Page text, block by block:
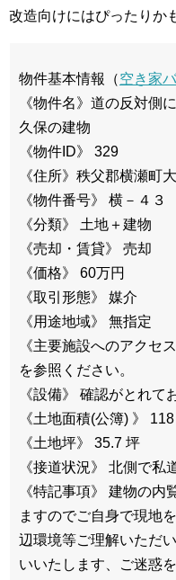
改造向けにはぴったりか
物件基本情報（空き家
《物件名》道の反対側
久保の建物
《物件ID》 329
《住所》秩父郡横瀬町
《物件番号》 横－４３
《分類》 土地＋建物
《売却・賃貸》 売却
《価格》 60万円
《取引形態》 媒介
《用途地域》 無指定
《主要施設へのアクセ
を参照ください。
《設備》 確認がとれて
《土地面積(公簿) 》 118
《土地坪》 35.7 坪
《接道状況》 北側で私
《特記事項》 建物の内
ますのでご自身で現地
辺環境等ご理解いただ
いいたします、ご迷惑